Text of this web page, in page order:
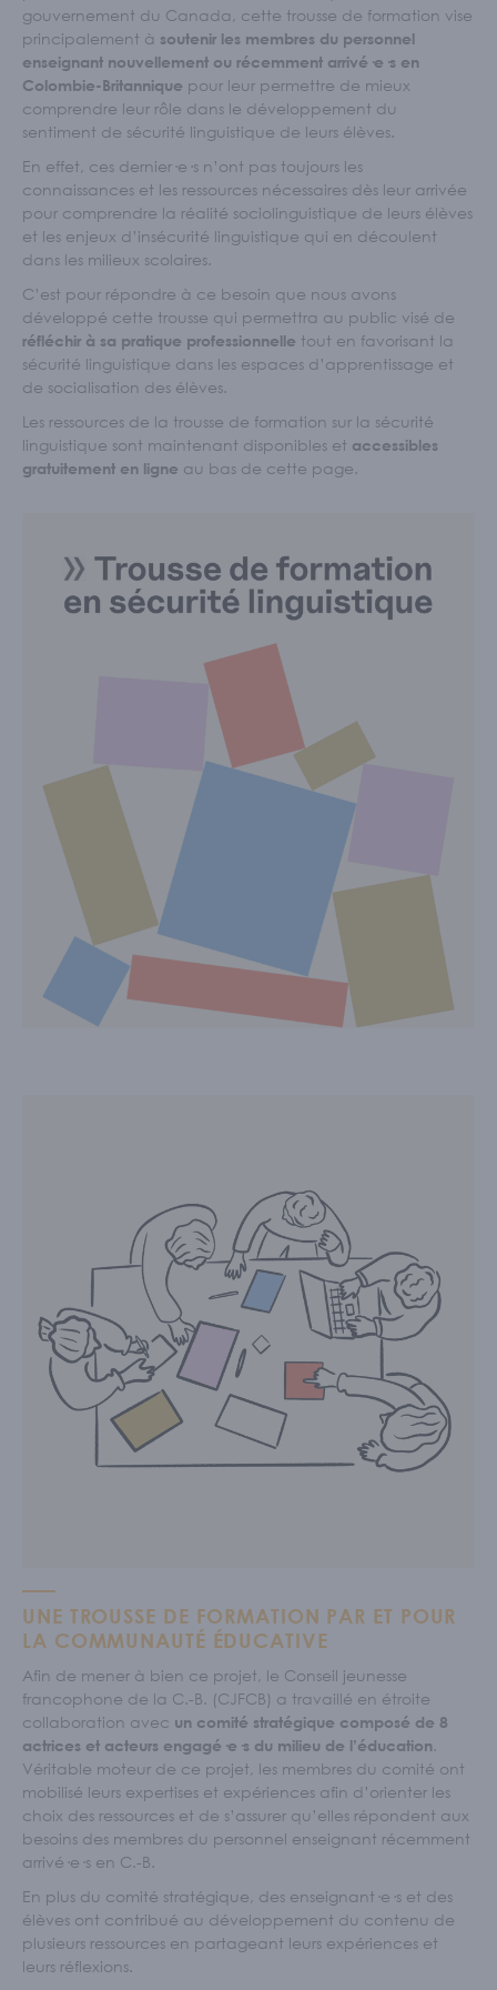
Écoles et personnel enseignant
S'IMPLIQUER
Nos membres
Nos comités
ACTUALITÉS
gouvernement du Canada, cette trousse de formation vise
principalement à soutenir les membres du personnel
enseignant nouvellement ou récemment arrivé·e·s en
Colombie-Britannique pour leur permettre de mieux
comprendre leur rôle dans le développement du
sentiment de sécurité linguistique de leurs élèves.
En effet, ces dernier·e·s n’ont pas toujours les
connaissances et les ressources nécessaires dès leur arrivée
pour comprendre la réalité sociolinguistique de leurs élèves
et les enjeux d’insécurité linguistique qui en découlent
dans les milieux scolaires.
C’est pour répondre à ce besoin que nous avons
développé cette trousse qui permettra au public visé de
réfléchir à sa pratique professionnelle tout en favorisant la
sécurité linguistique dans les espaces d’apprentissage et
de socialisation des élèves.
Les ressources de la trousse de formation sur la sécurité
linguistique sont maintenant disponibles et accessibles
gratuitement en ligne au bas de cette page.
UNE TROUSSE DE FORMATION PAR ET POUR
LA COMMUNAUTÉ ÉDUCATIVE
Afin de mener à bien ce projet, le Conseil jeunesse
francophone de la C.-B. (CJFCB) a travaillé en étroite
collaboration avec un comité stratégique composé de 8
actrices et acteurs engagé·e·s du milieu de l’éducation.
Véritable moteur de ce projet, les membres du comité ont
mobilisé leurs expertises et expériences afin d’orienter les
choix des ressources et de s’assurer qu’elles répondent aux
besoins des membres du personnel enseignant récemment
arrivé·e·s en C.-B.
En plus du comité stratégique, des enseignant·e·s et des
élèves ont contribué au développement du contenu de
plusieurs ressources en partageant leurs expériences et
leurs réflexions.